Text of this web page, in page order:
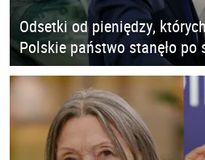
Odsetki od pieniędzy,
Polskie państwo stanęło po